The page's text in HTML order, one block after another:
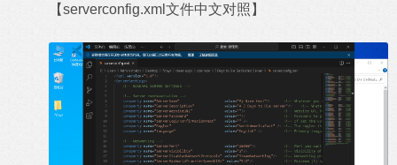
【serverconfig.xml文件中文对照 】